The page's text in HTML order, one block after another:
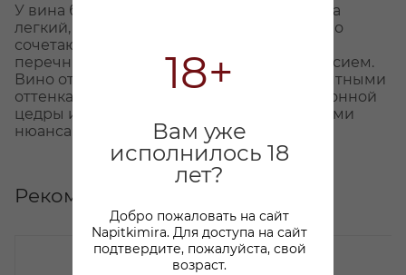
18+
Вам уже
исполнилось 18
лет?
Добро пожаловать на сайт
Napitkimira. Для доступа на сайт
подтвердите, пожалуйста, свой
возраст.
У вина бледно-золотистый цвет. Вкус вина
легкий, питкий, очень свежий, гармонично
сочетающий в себе фруктовые и тонкие
перечные ноты, c живым, сухим послевкусием.
Вино отличается легким ароматом с приятными
оттенками белого нектарина, груши, лимонной
цедры и лайма, дополненными пикантными
нюансами перца.
Рекомендуем